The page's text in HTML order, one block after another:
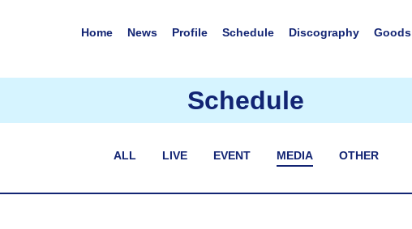
Home News Profile Schedule Discography Goods
Schedule
ALL LIVE EVENT MEDIA OTHER